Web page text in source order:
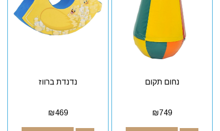
נחום תקום
₪749
נדנדת ברווז
₪469